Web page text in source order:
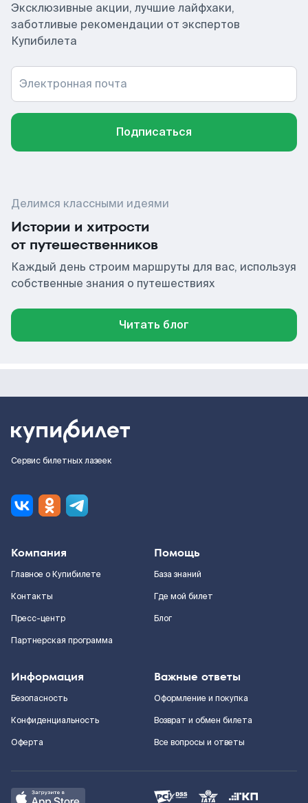
Эксклюзивные акции, лучшие лайфхаки,
заботливые рекомендации от экспертов
Купибилета
Электронная почта
Подписаться
Делимся классными идеями
Истории и хитрости
от путешественников
Каждый день строим маршруты для вас, используя
собственные знания о путешествиях
Читать блог
Сервис билетных лазеек
Компания
Главное о Купибилете
Контакты
Пресс-центр
Партнерская программа
Помощь
База знаний
Где мой билет
Блог
Информация
Безопасность
Конфиденциальность
Оферта
Важные ответы
Оформление и покупка
Возврат и обмен билета
Все вопросы и ответы